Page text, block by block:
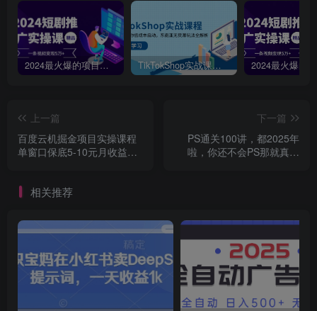
2024最火爆的项目短剧推广实操课，一条视频变现5万+【附软件工具】 TikTokShop实战课程，手把手教你低成本启动，东南亚无货源玩法全解析
上一篇
百度云机掘金项目实操课程
单窗口保底5-10元月收益单
下一篇
PS通关100讲，都2025年
啦，你还不会PS那就真的
相关推荐